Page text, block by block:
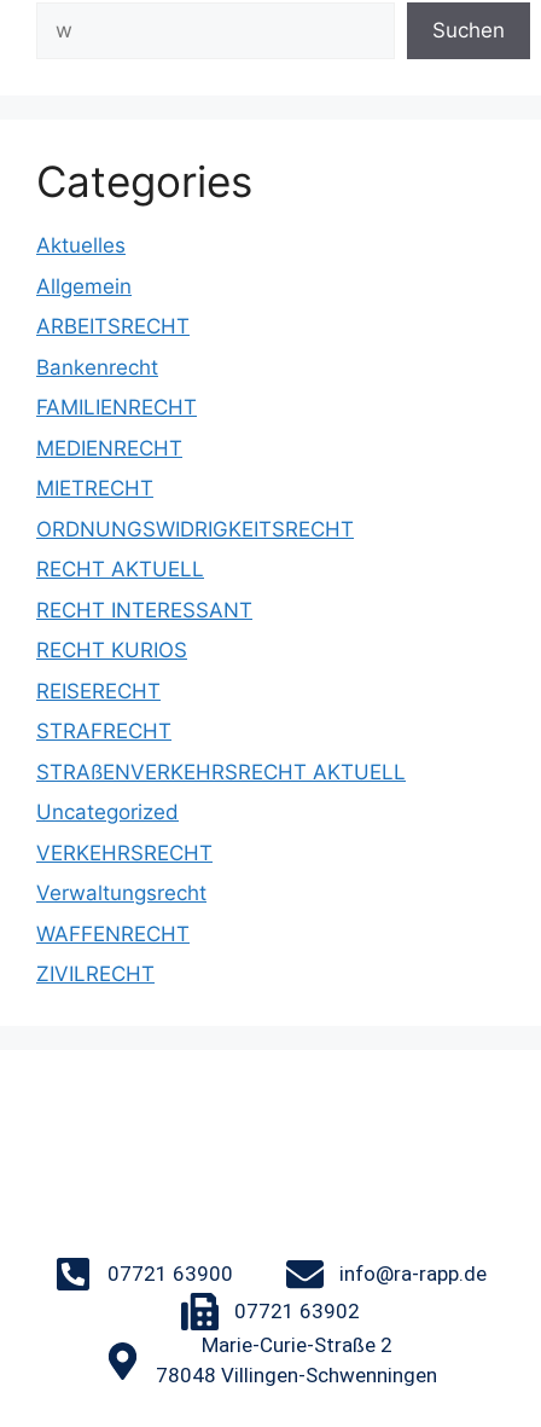
Suchen
Categories
Aktuelles
Allgemein
ARBEITSRECHT
Bankenrecht
FAMILIENRECHT
MEDIENRECHT
MIETRECHT
ORDNUNGSWIDRIGKEITSRECHT
RECHT AKTUELL
RECHT INTERESSANT
RECHT KURIOS
REISERECHT
STRAFRECHT
STRAßENVERKEHRSRECHT AKTUELL
Uncategorized
VERKEHRSRECHT
Verwaltungsrecht
WAFFENRECHT
ZIVILRECHT
07721 63900
info@ra-rapp.de
07721 63902
Marie-Curie-Straße 2
78048 Villingen-Schwenningen